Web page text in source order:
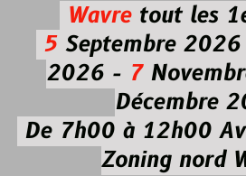
Wavretout les
5Septembre
2026 -7
Décembre
De 7h00 à 12h00
Zoning nord